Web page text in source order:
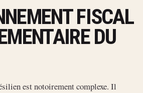
FISCAL
DU
est notoirement complexe. Il